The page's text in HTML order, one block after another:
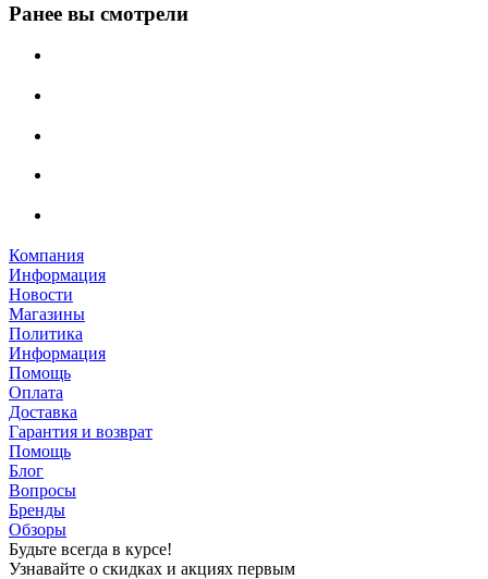
Ранее вы смотрели
Компания
Информация
Новости
Магазины
Политика
Информация
Помощь
Оплата
Доставка
Гарантия и возврат
Помощь
Блог
Вопросы
Бренды
Обзоры
Будьте всегда в курсе!
Узнавайте о скидках и акциях первым